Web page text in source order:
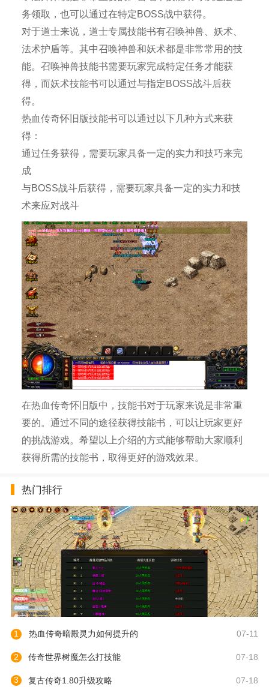
务领取，也可以通过在特定BOSS战中获得。
对于道士来说，道士专属技能书有召唤神兽、妖术、
法术护盾等。其中召唤神兽和妖术都是非常常用的技
能。召唤神兽技能书需要玩家完成特定任务才能获
得，而妖术技能书可以通过与指定BOSS战斗后获
得。
热血传奇怀旧版技能书可以通过以下几种方式来获
得：
通过任务获得，需要玩家具备一定的实力和技巧来完
成
与BOSS战斗后获得，需要玩家具备一定的实力和技
术来应对战斗
在热血传奇怀旧版中，技能书对于玩家来说是非常重
要的。通过不同的途径获得技能书，可以让玩家更好
的挑战游戏。希望以上介绍的方式能够帮助大家顺利
获得所需的技能书，取得更好的游戏效果。
热门排行
1 热血传奇暗殿灵力如何提升的 07-11
2 传奇世界树魔怎么打技能 07-18
3 复古传奇1.80升级攻略 07-18